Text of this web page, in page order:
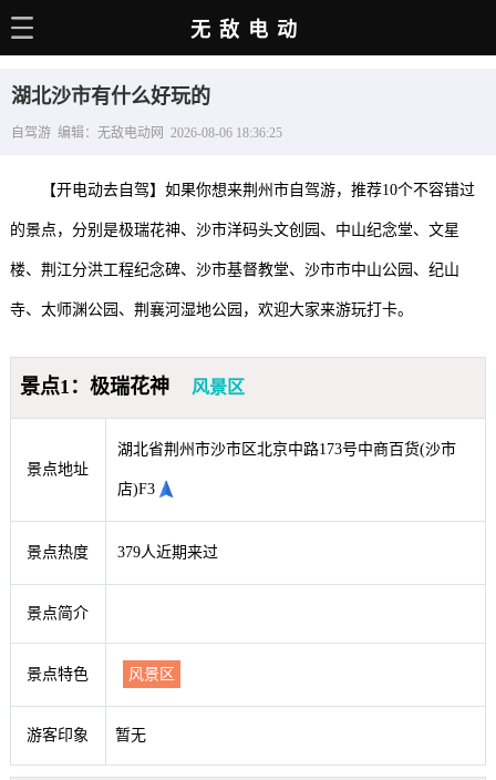
电动百科
选车推荐
充电站
销量榜
无敌电动
湖北沙市有什么好玩的
自驾游 编辑：无敌电动网 2026-08-06 18:36:25
【开电动去自驾】如果你想来荆州市自驾游，推荐10个不容错过
的景点，分别是极瑞花神、沙市洋码头文创园、中山纪念堂、文星
楼、荆江分洪工程纪念碑、沙市基督教堂、沙市市中山公园、纪山
寺、太师渊公园、荆襄河湿地公园，欢迎大家来游玩打卡。
景点1：极瑞花神 风景区
景点地址
湖北省荆州市沙市区北京中路173号中商百货(沙市
店)F3
景点热度 379人近期来过
景点简介
景点特色 风景区
游客印象 暂无